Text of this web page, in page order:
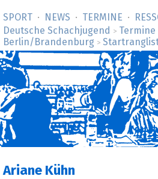
SPORT NEWS TERMINE
Deutsche Schachjugend
> Termine
Berlin/Brandenburg >
Ariane Kühn